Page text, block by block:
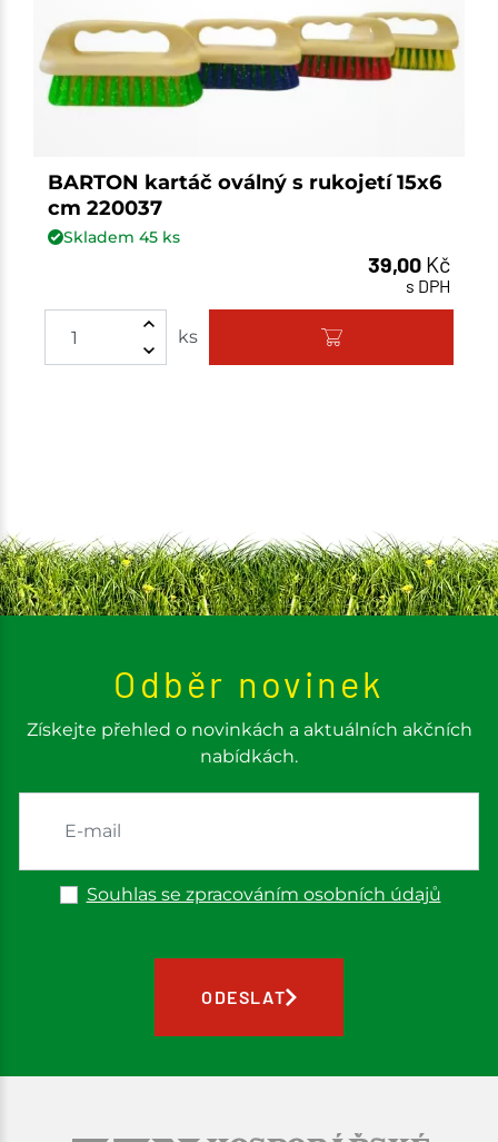
BARTON kartáč oválný s rukojetí 15x6
cm 220037
Skladem 45ks
39,00 Kč
s DPH
ks
Odběr novinek
Získejte přehled o novinkách a aktuálních akčních
nabídkách.
Souhlas se zpracováním osobních údajů
ODESLAT